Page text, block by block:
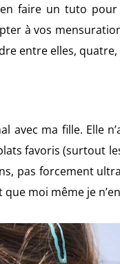
faire un tuto
à vos
entre elles,
avec ma fille. Elle
favoris (surtout
pas forcement
moi même je